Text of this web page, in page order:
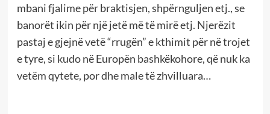
mbani fjalime për braktisjen, shpërnguljen etj., se
banorët ikin për një jetë më të mirë etj. Njerëzit
pastaj e gjejnë vetë “rrugën” e kthimit për në trojet
e tyre, si kudo në Europën bashkëkohore, që nuk ka
vetëm qytete, por dhe male të zhvilluara…